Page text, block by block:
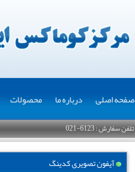
صفحه اصلی درباره ما محصولات
تلفن سفارش : 6123-021
آیفون تصویری کدینگ